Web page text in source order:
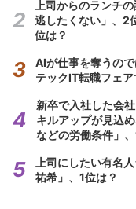
上司からのランチ
逃したくない」、2
位は？
AIが仕事を奪うの
テックIT転職フェ
新卒で入社した会
キルアップが見込
などの労働条件」、
上司にしたい有名
祐希」、1位は？